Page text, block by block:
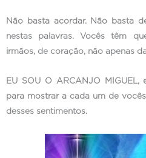
Não basta acordar. Não basta
nestas palavras. Vocês têm
irmãos, de coração, não apenas
EU SOU O ARCANJO
para mostrar a cada um de
desses sentimentos.